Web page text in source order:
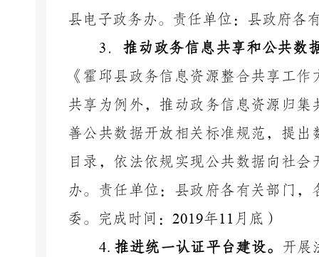
县电子政务办。责任单位：县政府各
3 ． 推动政务信息共享和公共数
《霍邱县政务信息资源整合共享工
共享为例外，推动政务信息资源归
善公共数据开放相关标准规范，提
目录，依法依规实现公共数据向社
办。责任单位：县政府各有关部门
委。完成时间： 2019年11 月底）
4. 推进统一认证平台建设。
开展